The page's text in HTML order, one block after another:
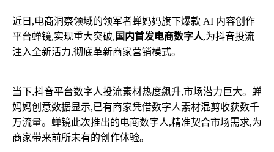
近日,电商洞察领域的领军者蝉妈妈旗下爆款 AI 内容创作
平台蝉镜,实现重大突破, 国内首发电商数字人,为抖音投流
注入全新活力,彻底革新商家营销模式。
当下,抖音平台数字人投流素材热度飙升,市场潜力巨大。蝉
妈妈创意数据显示,已有商家凭借数字人素材混剪收获数千
万流量。蝉镜此次推出的电商数字人,精准契合市场需求,为
商家带来前所未有的创作体验。